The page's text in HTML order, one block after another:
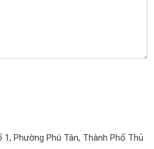
Phường Phú Tân, Thành Phố Thủ